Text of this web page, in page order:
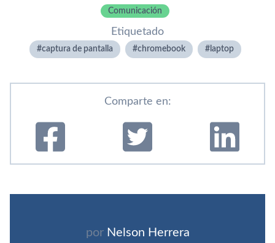
Comunicación
Etiquetado
captura de pantalla chromebook laptop
Comparte en:
por Nelson Herrera